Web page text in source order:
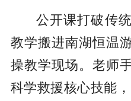
公开课打破传
教学搬进南湖恒温
操教学现场。老师
科学救援核心技能